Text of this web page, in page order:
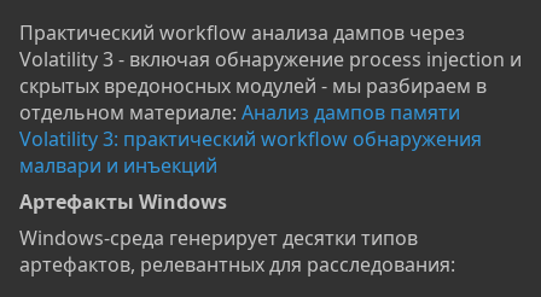
Практический workflow анализа дампов через
Volatility 3 - включая обнаружение process injection и
скрытых вредоносных модулей - мы разбираем в
отдельном материале: Анализ дампов памяти
Volatility 3: практический workflow обнаружения
малвари и инъекций
Артефакты Windows​
Windows-среда генерирует десятки типов
артефактов, релевантных для расследования: